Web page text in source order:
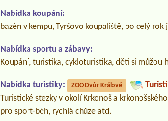
Nabídka koupání:
bazén v kempu, Tyršovo koupaliště, po celý
Nabídka sportu a zábavy:
Koupání, turistika, cykloturistika, děti si můžou
Nabídka turistiky: ZOO Dvůr Králové
Turistické stezky v okolí Krkonoš a
pro sport-běh, rychlá chůze atd.